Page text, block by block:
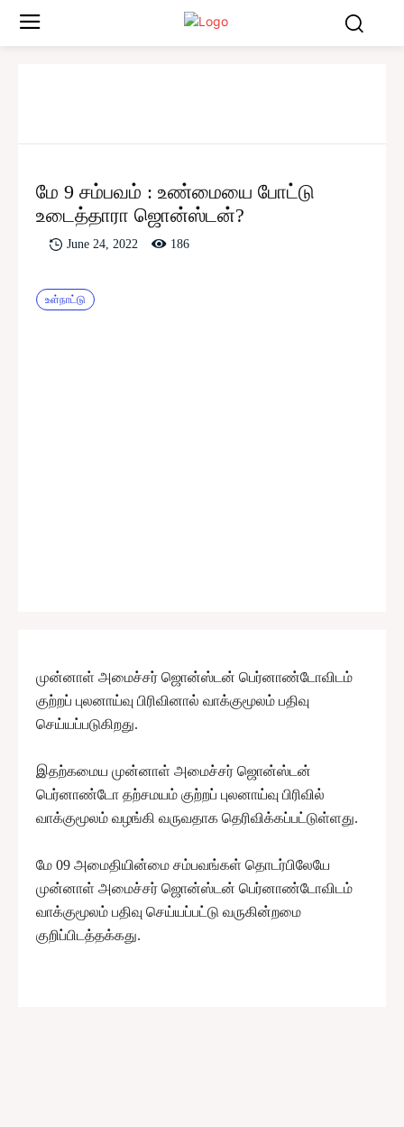
மே 9 சம்பவம் : உண்மையை போட்டு
உடைத்தாரா ஜொன்ஸ்டன்?
June 24, 2022 186
உள்நாட்டு
முன்னாள் அமைச்சர் ஜொன்ஸ்டன் பெர்னாண்டோவிடம்
குற்றப் புலனாய்வு பிரிவினால் வாக்குமூலம் பதிவு
செய்யப்படுகிறது.
இதற்கமைய முன்னாள் அமைச்சர் ஜொன்ஸ்டன்
பெர்னாண்டோ தற்சமயம் குற்றப் புலனாய்வு பிரிவில்
வாக்குமூலம் வழங்கி வருவதாக தெரிவிக்கப்பட்டுள்ளது.
மே 09 அமைதியின்மை சம்பவங்கள் தொடர்பிலேயே
முன்னாள் அமைச்சர் ஜொன்ஸ்டன் பெர்னாண்டோவிடம்
வாக்குமூலம் பதிவு செய்யப்பட்டு வருகின்றமை
குறிப்பிடத்தக்கது.